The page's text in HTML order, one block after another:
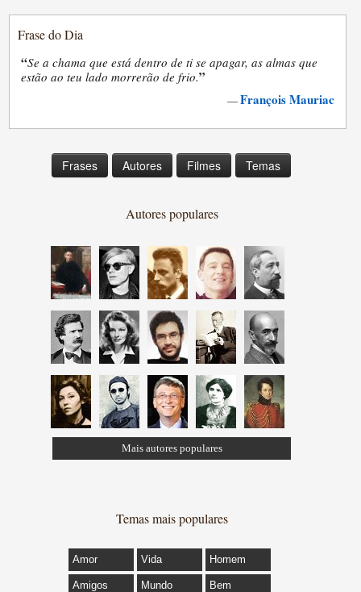
Frase do Dia
“Se a chama que está dentro de ti se apagar, as almas que
estão ao teu lado morrerão de frio.”
—François Mauriac
Frases Autores Filmes Temas
Autores populares
Mais autores populares
Temas mais populares
Amor Vida Homem
Amigos Mundo Bem